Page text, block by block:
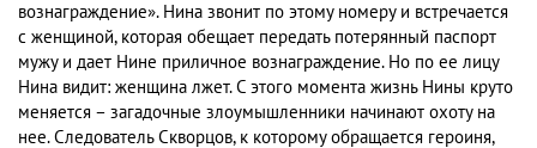
вознаграждение». Нина звонит по этому номеру и встречается
с женщиной, которая обещает передать потерянный паспорт
мужу и дает Нине приличное вознаграждение. Но по ее лицу
Нина видит: женщина лжет. С этого момента жизнь Нины круто
меняется – загадочные злоумышленники начинают охоту на
нее. Следователь Скворцов, к которому обращается героиня,